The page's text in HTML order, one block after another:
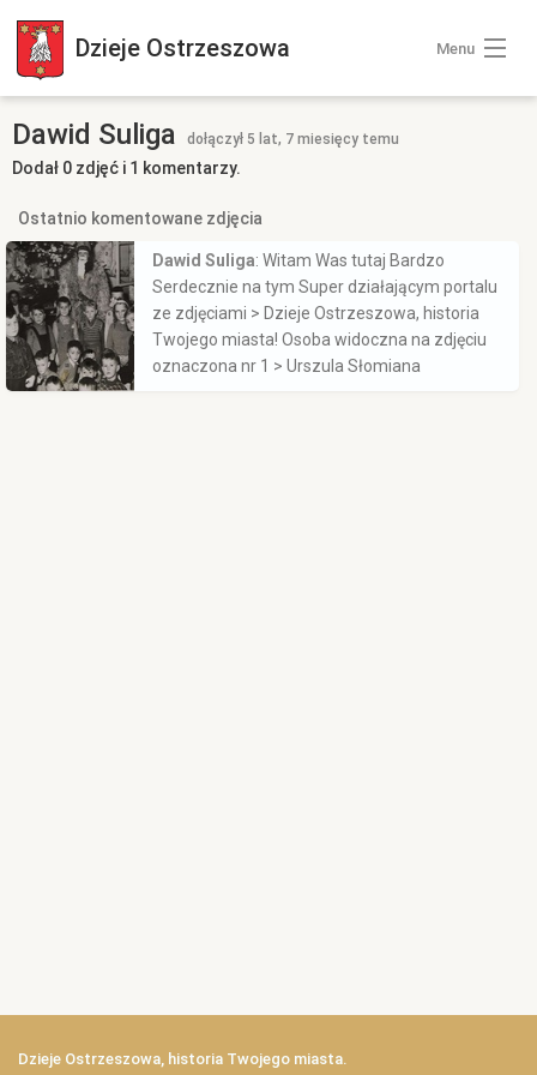
Dzieje Ostrzeszowa Menu
Wszystkie zdjęcia
Kategorie zdjęć
+ Dodaj zdjęcia
Dawid Suliga dołączył 5 lat, 7 miesięcy temu
Dodał 0 zdjęć i 1 komentarzy.
Ostatnio komentowane zdjęcia
Dawid Suliga: Witam Was tutaj Bardzo
Serdecznie na tym Super działającym portalu
ze zdjęciami > Dzieje Ostrzeszowa, historia
Twojego miasta! Osoba widoczna na zdjęciu
oznaczona nr 1 > Urszula Słomiana
Dzieje Ostrzeszowa, historia Twojego miasta.